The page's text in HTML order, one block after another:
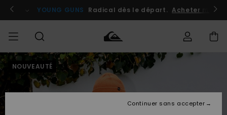
l'information
le
Se connecter / s'inscrire
YOUNG GUNS Radical dès le départ. Acheter
HOMME Vêtements
Vêtements
Shop
Surf
Shop
Homme
Snow
Shop
Homme
Outlet
Homme
Accéder à
ma
commande
NOUVEAUTÉ
Continuer sans accepter